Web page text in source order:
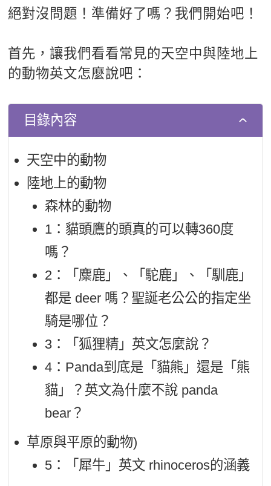
絕對沒問題！準備好了嗎？我們開始吧！
首先，讓我們看看常見的天空中與陸地上
的動物英文怎麼說吧：
目錄內容
天空中的動物
陸地上的動物
森林的動物
1：貓頭鷹的頭真的可以轉360度
嗎？
2：「麋鹿」、「駝鹿」、「馴鹿」
都是 deer 嗎？聖誕老公公的指定坐
騎是哪位？
3：「狐狸精」英文怎麼說？
4：Panda到底是「貓熊」還是「熊
貓」？英文為什麼不說 panda
bear？
草原與平原的動物)
5：「犀牛」英文 rhinoceros的涵義